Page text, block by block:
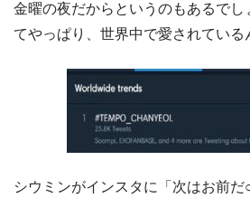
金曜の夜だからというのもあるでし
てやっぱり、世界中で愛されている
シウミンがインスタに「次はお前